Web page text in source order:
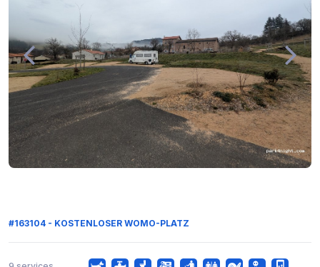
#163104 - KOSTENLOSER WOMO-PLATZ